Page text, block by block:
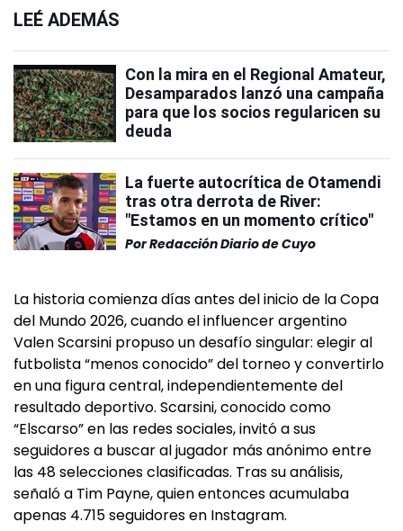
LEÉ ADEMÁS
Con la mira en el Regional Amateur,
Desamparados lanzó una campaña
para que los socios regularicen su
deuda
La fuerte autocrítica de Otamendi
tras otra derrota de River:
"Estamos en un momento crítico"
PorRedacción Diario de Cuyo
La historia comienza días antes del inicio de la Copa
del Mundo 2026, cuando el influencer argentino
Valen Scarsini propuso un desafío singular: elegir al
futbolista “menos conocido” del torneo y convertirlo
en una figura central, independientemente del
resultado deportivo. Scarsini, conocido como
“Elscarso” en las redes sociales, invitó a sus
seguidores a buscar al jugador más anónimo entre
las 48 selecciones clasificadas. Tras su análisis,
señaló a Tim Payne, quien entonces acumulaba
apenas 4.715 seguidores en Instagram.